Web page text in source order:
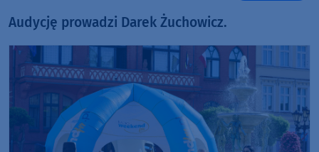
Audycję prowadzi Darek Żuchowicz.